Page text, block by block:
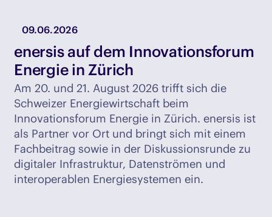
09.06.2026
enersis auf dem Innovationsforum
Energie in Zürich
Am 20. und 21. August 2026 trifft sich die
Schweizer Energiewirtschaft beim
Innovationsforum Energie in Zürich. enersis ist
als Partner vor Ort und bringt sich mit einem
Fachbeitrag sowie in der Diskussionsrunde zu
digitaler Infrastruktur, Datenströmen und
interoperablen Energiesystemen ein.